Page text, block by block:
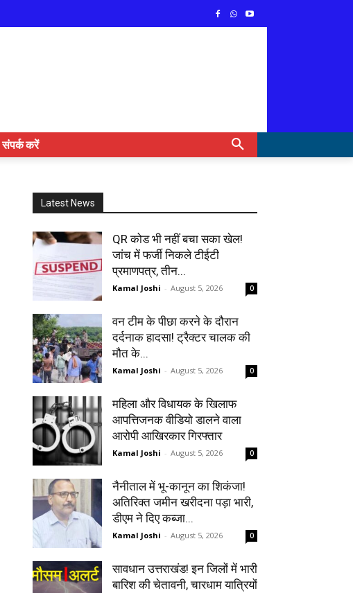
संपर्क करें
Latest News
QR कोड भी नहीं बचा सका खेल!
जांच में फर्जी निकले टीईटी
प्रमाणपत्र, तीन...
Kamal Joshi - August 5, 2026 0
वन टीम के पीछा करने के दौरान
दर्दनाक हादसा! ट्रैक्टर चालक की
मौत के...
Kamal Joshi - August 5, 2026 0
महिला और विधायक के खिलाफ
आपत्तिजनक वीडियो डालने वाला
आरोपी आखिरकार गिरफ्तार
Kamal Joshi - August 5, 2026 0
नैनीताल में भू-कानून का शिकंजा!
अतिरिक्त जमीन खरीदना पड़ा भारी,
डीएम ने दिए कब्जा...
Kamal Joshi - August 5, 2026 0
सावधान उत्तराखंड! इन जिलों में भारी
बारिश की चेतावनी, चारधाम यात्रियों